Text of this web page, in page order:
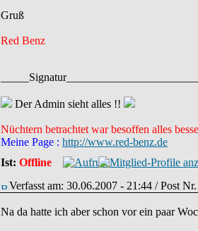
Gruß
Red Benz
Der Admin sieht alles !!
Nüchtern betrachtet war besoffen alles
Meine Page : http://www.red-benz.de
Ist: Offline
Verfasst am: 30.06.2007 - 21:44 / Post
Na da hatte ich aber schon vor ein paar